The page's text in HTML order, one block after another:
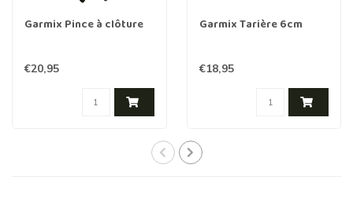
Garmix Pince à clôture
€20,95
Garmix Tarière 6cm
€18,95